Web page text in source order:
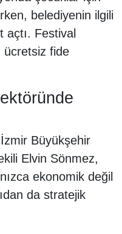
belediyenin ilgili
açtı. Festival
ücretsiz fide
İzmir Büyükşehir
Elvin Sönmez,
ekonomik değil
da stratejik